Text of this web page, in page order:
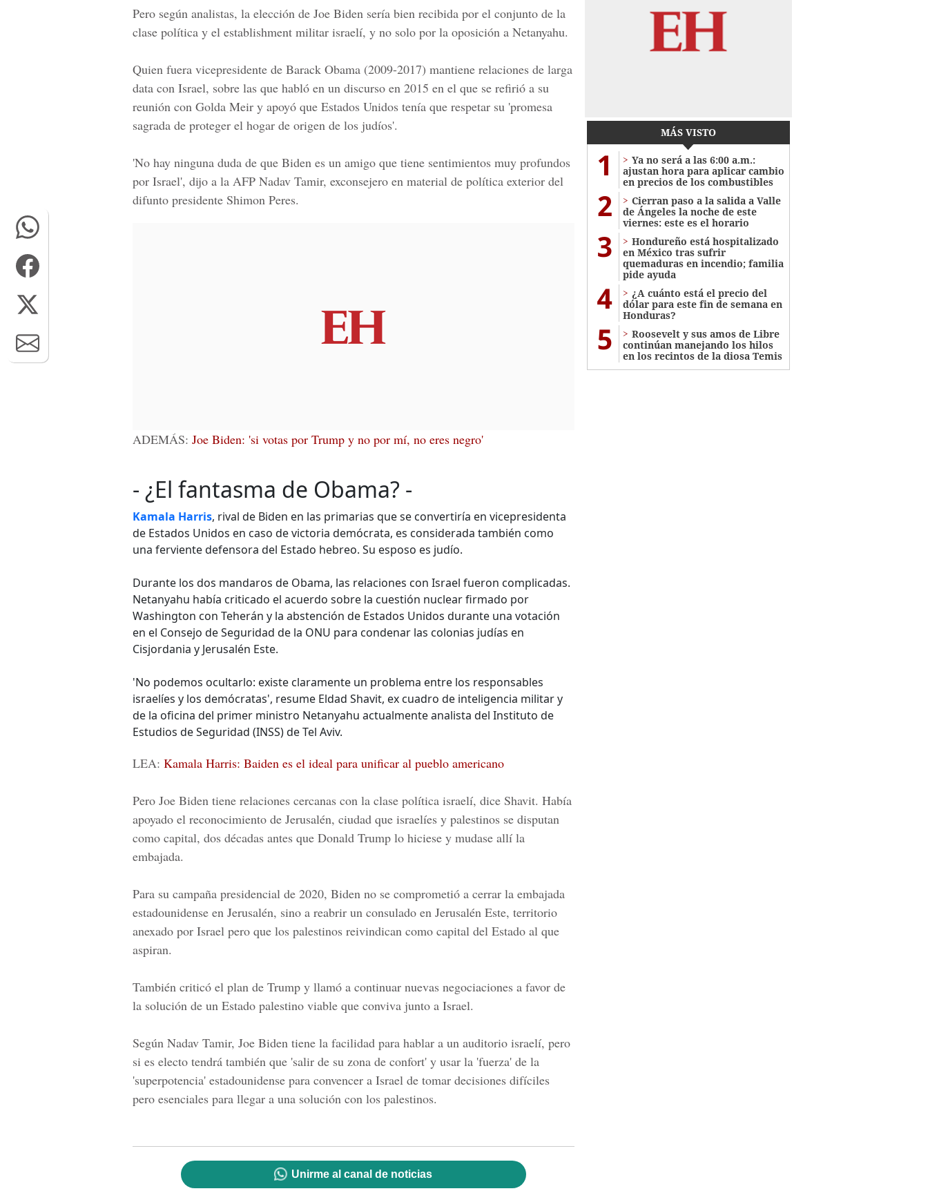
Pero según analistas, la elección de Joe Biden sería bien recibida por el conjunto de la
clase política y el establishment militar israelí, y no solo por la oposición a Netanyahu.
Quien fuera vicepresidente de Barack Obama (2009-2017) mantiene relaciones de larga
data con Israel, sobre las que habló en un discurso en 2015 en el que se refirió a su
reunión con Golda Meir y apoyó que Estados Unidos tenía que respetar su 'promesa
sagrada de proteger el hogar de origen de los judíos'.
'No hay ninguna duda de que Biden es un amigo que tiene sentimientos muy profundos
por Israel', dijo a la AFP Nadav Tamir, exconsejero en material de política exterior del
difunto presidente Shimon Peres.
ADEMÁS: Joe Biden: 'si votas por Trump y no por mí, no eres negro'
- ¿El fantasma de Obama? -
Kamala Harris, rival de Biden en las primarias que se convertiría en vicepresidenta
de Estados Unidos en caso de victoria demócrata, es considerada también como
una ferviente defensora del Estado hebreo. Su esposo es judío.
Durante los dos mandaros de Obama, las relaciones con Israel fueron complicadas.
Netanyahu había criticado el acuerdo sobre la cuestión nuclear firmado por
Washington con Teherán y la abstención de Estados Unidos durante una votación
en el Consejo de Seguridad de la ONU para condenar las colonias judías en
Cisjordania y Jerusalén Este.
'No podemos ocultarlo: existe claramente un problema entre los responsables
israelíes y los demócratas', resume Eldad Shavit, ex cuadro de inteligencia militar y
de la oficina del primer ministro Netanyahu actualmente analista del Instituto de
Estudios de Seguridad (INSS) de Tel Aviv.
LEA: Kamala Harris: Baiden es el ideal para unificar al pueblo americano
Pero Joe Biden tiene relaciones cercanas con la clase política israelí, dice Shavit. Había
apoyado el reconocimiento de Jerusalén, ciudad que israelíes y palestinos se disputan
como capital, dos décadas antes que Donald Trump lo hiciese y mudase allí la
embajada.
Para su campaña presidencial de 2020, Biden no se comprometió a cerrar la embajada
estadounidense en Jerusalén, sino a reabrir un consulado en Jerusalén Este, territorio
anexado por Israel pero que los palestinos reivindican como capital del Estado al que
aspiran.
También criticó el plan de Trump y llamó a continuar nuevas negociaciones a favor de
la solución de un Estado palestino viable que conviva junto a Israel.
Según Nadav Tamir, Joe Biden tiene la facilidad para hablar a un auditorio israelí, pero
si es electo tendrá también que 'salir de su zona de confort' y usar la 'fuerza' de la
'superpotencia' estadounidense para convencer a Israel de tomar decisiones difíciles
pero esenciales para llegar a una solución con los palestinos.
Unirme al canal de noticias
MÁS VISTO
1
Ya no será a las 6:00 a.m.:
ajustan hora para aplicar cambio
en precios de los combustibles
2
Cierran paso a la salida a Valle
de Ángeles la noche de este
viernes: este es el horario
3
Hondureño está hospitalizado
en México tras sufrir
quemaduras en incendio; familia
pide ayuda
4
¿A cuánto está el precio del
dólar para este fin de semana en
Honduras?
5
Roosevelt y sus amos de Libre
continúan manejando los hilos
en los recintos de la diosa Temis